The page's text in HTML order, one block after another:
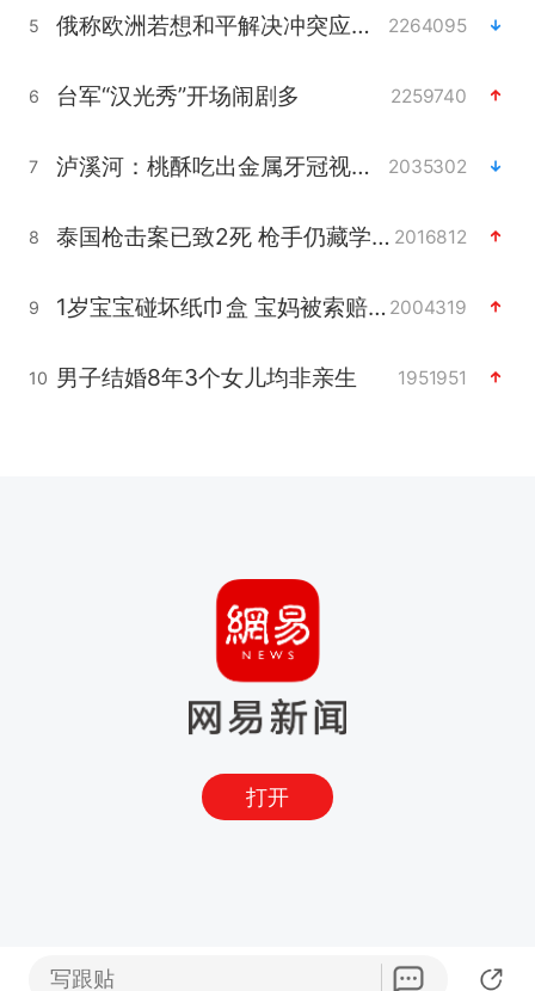
5 俄称欧洲若想和平解决冲突应停止援乌 2264095
6 台军“汉光秀”开场闹剧多 2259740
7 泸溪河：桃酥吃出金属牙冠视频不实 2035302
8 泰国枪击案已致2死 枪手仍藏学校附近 2016812
9 1岁宝宝碰坏纸巾盒 宝妈被索赔924元 2004319
10 男子结婚8年3个女儿均非亲生 1951951
打开
写跟贴